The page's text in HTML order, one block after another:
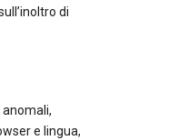
di
e lingua,